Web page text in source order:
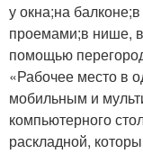
у окна;на
проемами;в нише, в
помощью
«Рабочее место в
мобильным и
компьютерного
раскладной,